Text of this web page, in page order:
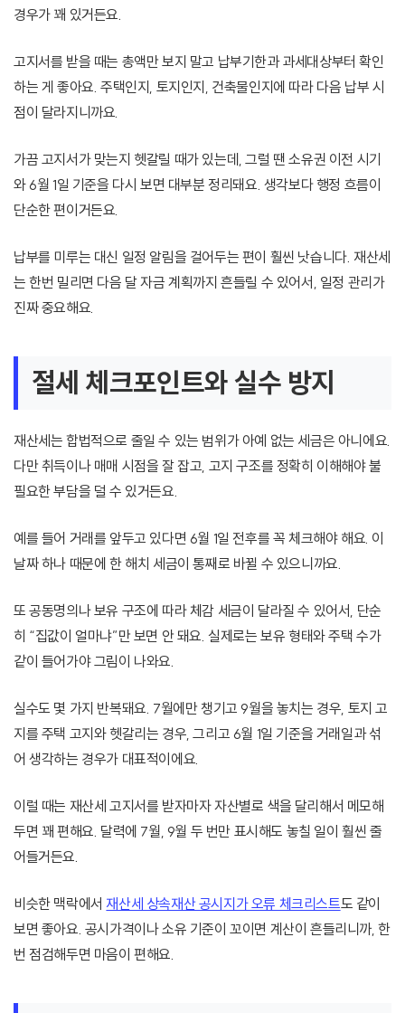
경우가 꽤 있거든요.
고지서를 받을 때는 총액만 보지 말고 납부기한과 과세대상부터 확인
하는 게 좋아요. 주택인지, 토지인지, 건축물인지에 따라 다음 납부 시
점이 달라지니까요.
가끔 고지서가 맞는지 헷갈릴 때가 있는데, 그럴 땐 소유권 이전 시기
와 6월 1일 기준을 다시 보면 대부분 정리돼요. 생각보다 행정 흐름이
단순한 편이거든요.
납부를 미루는 대신 일정 알림을 걸어두는 편이 훨씬 낫습니다. 재산세
는 한번 밀리면 다음 달 자금 계획까지 흔들릴 수 있어서, 일정 관리가
진짜 중요해요.
절세 체크포인트와 실수 방지
재산세는 합법적으로 줄일 수 있는 범위가 아예 없는 세금은 아니에요.
다만 취득이나 매매 시점을 잘 잡고, 고지 구조를 정확히 이해해야 불
필요한 부담을 덜 수 있거든요.
예를 들어 거래를 앞두고 있다면 6월 1일 전후를 꼭 체크해야 해요. 이
날짜 하나 때문에 한 해치 세금이 통째로 바뀔 수 있으니까요.
또 공동명의나 보유 구조에 따라 체감 세금이 달라질 수 있어서, 단순
히 “집값이 얼마냐”만 보면 안 돼요. 실제로는 보유 형태와 주택 수가
같이 들어가야 그림이 나와요.
실수도 몇 가지 반복돼요. 7월에만 챙기고 9월을 놓치는 경우, 토지 고
지를 주택 고지와 헷갈리는 경우, 그리고 6월 1일 기준을 거래일과 섞
어 생각하는 경우가 대표적이에요.
이럴 때는 재산세 고지서를 받자마자 자산별로 색을 달리해서 메모해
두면 꽤 편해요. 달력에 7월, 9월 두 번만 표시해도 놓칠 일이 훨씬 줄
어들거든요.
비슷한 맥락에서 재산세 상속재산 공시지가 오류 체크리스트도 같이
보면 좋아요. 공시가격이나 소유 기준이 꼬이면 계산이 흔들리니까, 한
번 점검해두면 마음이 편해요.